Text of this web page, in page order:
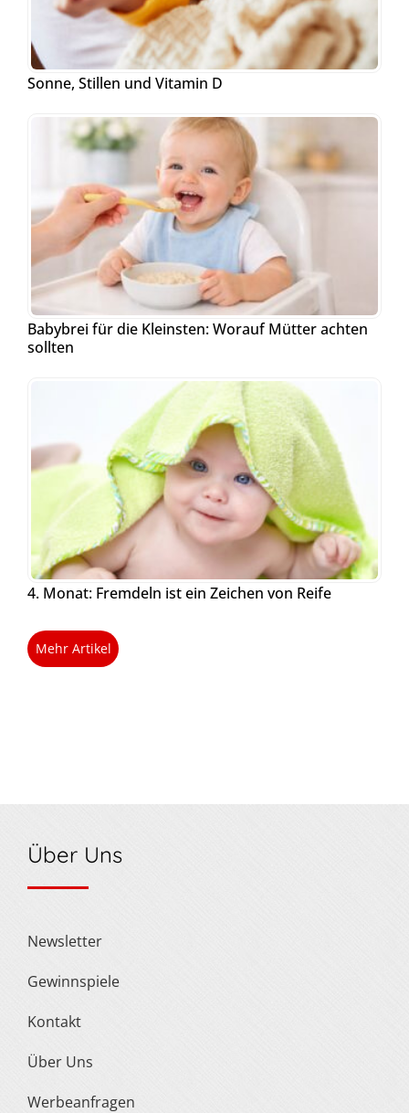
Sonne, Stillen und Vitamin D
Babybrei für die Kleinsten: Worauf Mütter achten
sollten
4. Monat: Fremdeln ist ein Zeichen von Reife
Mehr Artikel
Über Uns
Newsletter
Gewinnspiele
Kontakt
Über Uns
Werbeanfragen